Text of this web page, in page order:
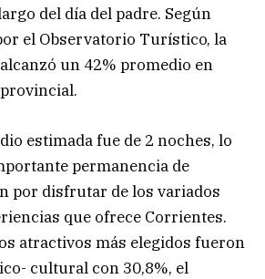
del día del padre. Según
el Observatorio Turístico, la
un 42% promedio en
estimada fue de 2 noches, lo
permanencia de
por disfrutar de los variados
que ofrece Corrientes.
atractivos más elegidos fueron
cultural con 30,8%, el